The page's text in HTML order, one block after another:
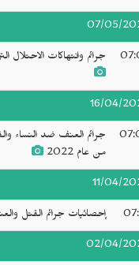
07/05/
جرائم وانتهاكات الاحتلال
16/04/
جرائم العنف ضد النساء
من عام 2022
11/04/
إحصائيات جرائم القتل والعنف
02/04/